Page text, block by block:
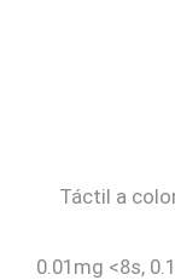
Táctil a
0.01mg <8s,